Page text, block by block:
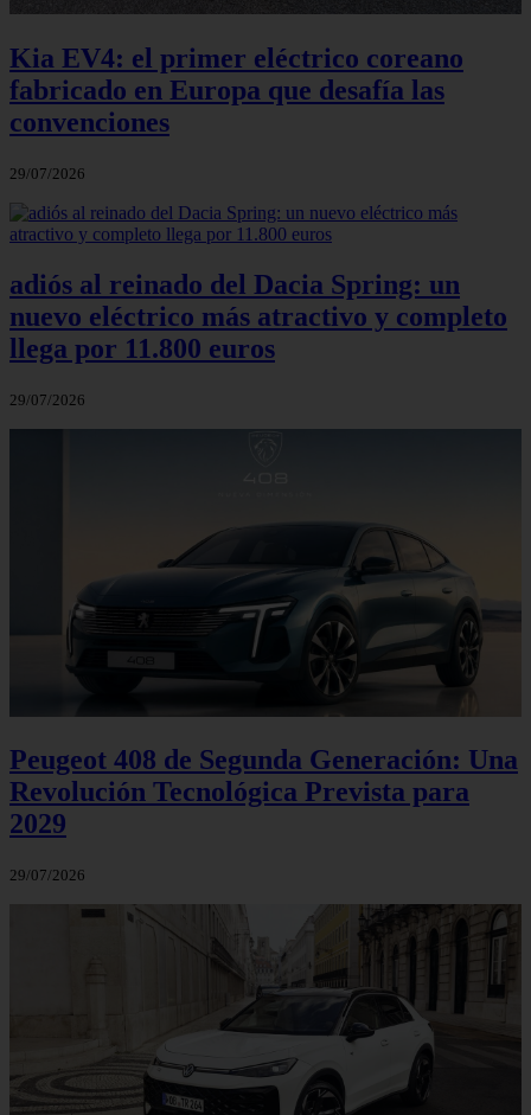
Kia EV4: el primer eléctrico coreano
fabricado en Europa que desafía las
convenciones
29/07/2026
adiós al reinado del Dacia Spring: un
nuevo eléctrico más atractivo y completo
llega por 11.800 euros
29/07/2026
Peugeot 408 de Segunda Generación: Una
Revolución Tecnológica Prevista para
2029
29/07/2026